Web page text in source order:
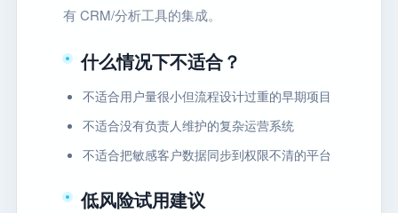
有 CRM/分析工具的集成。
什么情况下不适合？
不适合用户量很小但流程设计过重的早期项目
不适合没有负责人维护的复杂运营系统
不适合把敏感客户数据同步到权限不清的平台
低风险试用建议